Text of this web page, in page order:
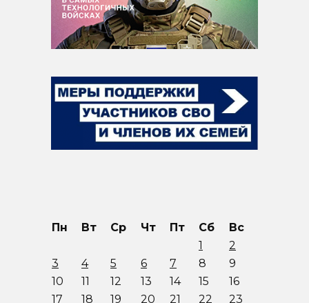
Пн Вт Ср Чт Пт Сб
Вс
1
2
3
4 5 6 7 8
9
10
11 12 13 14 15
16
17
18 19 20 21 22
23